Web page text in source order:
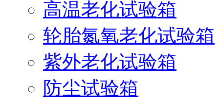
高温老化试验箱
轮胎氮氧老化试验箱
紫外老化试验箱
防尘试验箱